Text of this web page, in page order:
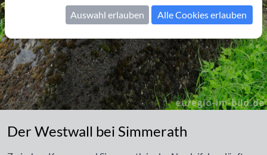
Der Westwall bei Simmerath
Auswahl erlauben Alle Cookies erlauben